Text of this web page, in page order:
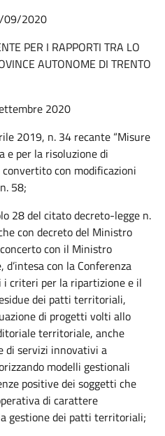
09/2020
PER I RAPPORTI TRA LO
AUTONOME DI TRENTO
2020
2019, n. 34 recante “Misure
e per la risoluzione di
con modificazioni
58;
28 del citato decreto-legge n.
con decreto del Ministro
con il Ministro
d’intesa con la Conferenza
criteri per la ripartizione e il
dei patti territoriali,
di progetti volti allo
territoriale, anche
di servizi innovativi a
modelli gestionali
positive dei soggetti che
di carattere
gestione dei patti territoriali;